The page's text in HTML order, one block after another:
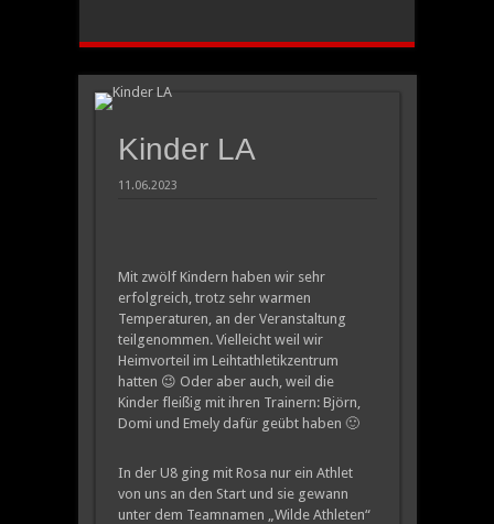
Kinder LA
11.06.2023
Mit zwölf Kindern haben wir sehr
erfolgreich, trotz sehr warmen
Temperaturen, an der Veranstaltung
teilgenommen. Vielleicht weil wir
Heimvorteil im Leihtathletikzentrum
hatten 😉 Oder aber auch, weil die
Kinder fleißig mit ihren Trainern: Björn,
Domi und Emely dafür geübt haben 🙂
In der U8 ging mit Rosa nur ein Athlet
von uns an den Start und sie gewann
unter dem Teamnamen „Wilde Athleten“